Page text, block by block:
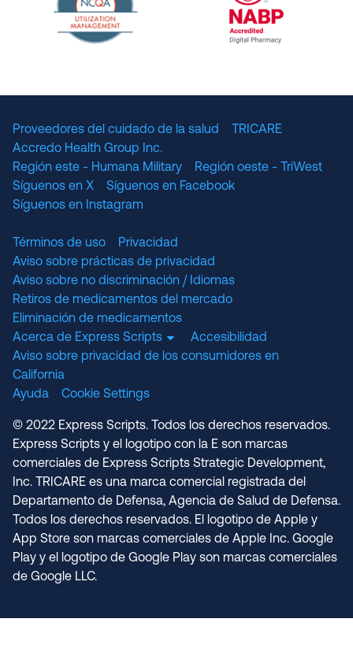
Proveedores del cuidado de la salud
TRICARE
Accredo Health Group Inc.
Región este - Humana Military
Región oeste - TriWest
Síguenos en X
Síguenos en Facebook
Síguenos en Instagram
Términos de uso
Privacidad
Aviso sobre prácticas de privacidad
Aviso sobre no discriminación / Idiomas
Retiros de medicamentos del mercado
Eliminación de medicamentos
Acerca de Express Scripts
Accesibilidad
Aviso sobre privacidad de los consumidores en
California
Ayuda
Cookie Settings
© 2022 Express Scripts. Todos los derechos reservados.
Express Scripts y el logotipo con la E son marcas
comerciales de Express Scripts Strategic Development,
Inc. TRICARE es una marca comercial registrada del
Departamento de Defensa, Agencia de Salud de Defensa.
Todos los derechos reservados. El logotipo de Apple y
App Store son marcas comerciales de Apple Inc. Google
Play y el logotipo de Google Play son marcas comerciales
de Google LLC.